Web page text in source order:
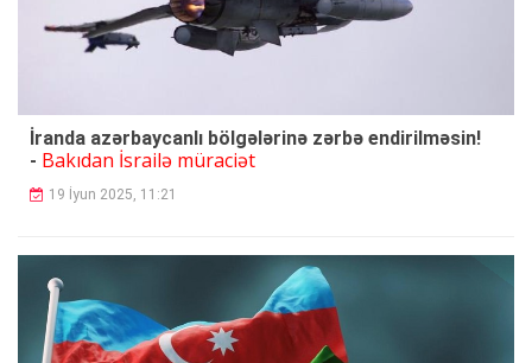
İranda azərbaycanlı bölgələrinə zərbə endirilməsin!
- Bakıdan İsrailə müraciət
19 İyun 2025, 11:21